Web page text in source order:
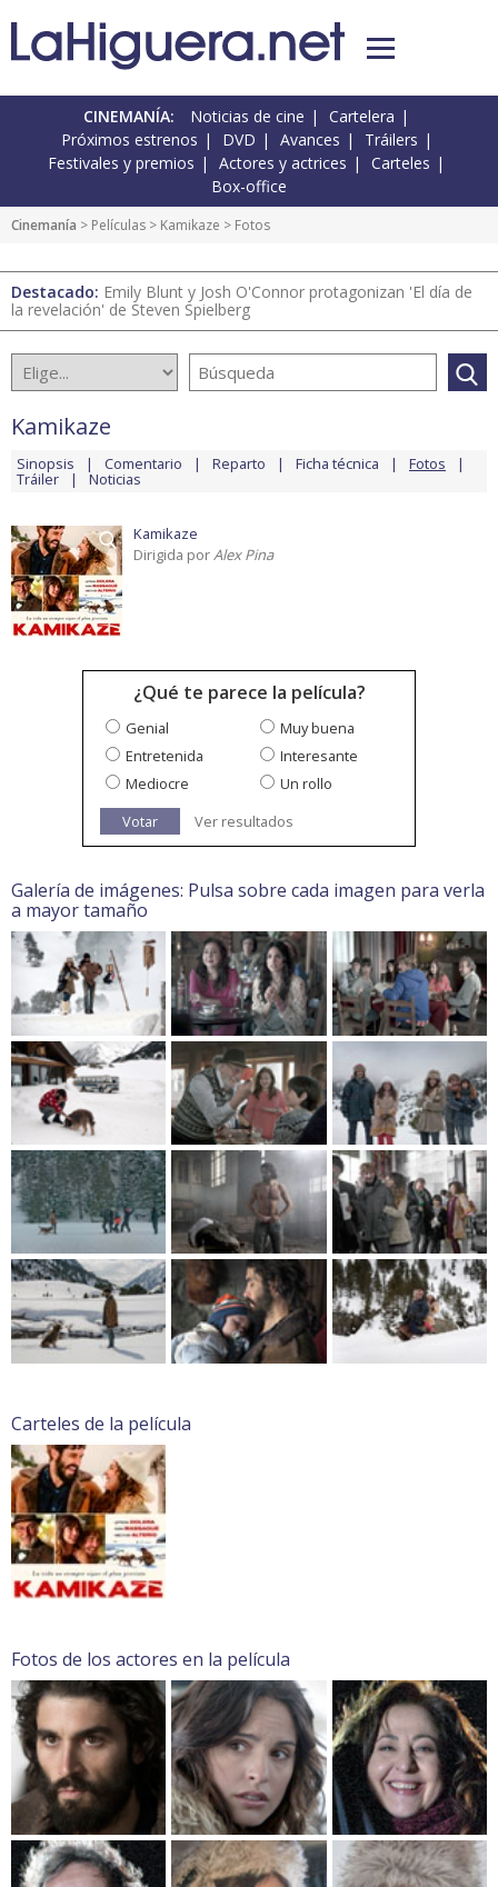
CINEMANÍA: Noticias de cine
Cartelera
Próximos estrenos
DVD Avances
Tráilers
Festivales y premios
Actores y actrices
Carteles
Box-office
Cinemanía > Películas > Kamikaze > Fotos
Destacado: Emily Blunt y Josh O'Connor protagonizan 'El día de
la revelación' de Steven Spielberg
Kamikaze
Sinopsis Comentario Reparto Ficha técnica Fotos
Tráiler Noticias
Kamikaze
Dirigida porAlex Pina
¿Qué te parece la película?
Genial
Muy buena
Entretenida
Interesante
Mediocre
Un rollo
Votar
Ver resultados
Galería de imágenes: Pulsa sobre cada imagen para verla
a mayor tamaño
Carteles de la película
Fotos de los actores en la película